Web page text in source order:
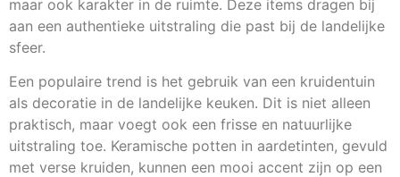
maar ook karakter in de ruimte. Deze items dragen bij
aan een authentieke uitstraling die past bij de landelijke
sfeer.
Een populaire trend is het gebruik van een kruidentuin
als decoratie in de landelijke keuken. Dit is niet alleen
praktisch, maar voegt ook een frisse en natuurlijke
uitstraling toe. Keramische potten in aardetinten, gevuld
met verse kruiden, kunnen een mooi accent zijn op een